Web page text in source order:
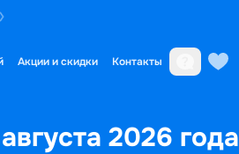
Акции и скидки Контакты
2026 года